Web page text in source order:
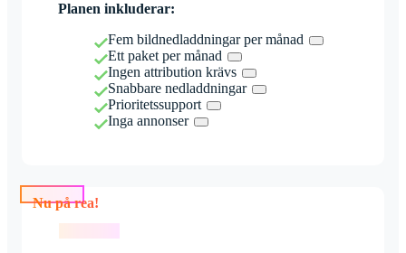
Planen inkluderar:
Fem bildnedladdningar per månad
Ett paket per månad
Ingen attribution krävs
Snabbare nedladdningar
Prioritetssupport
Inga annonser
Nu på rea!